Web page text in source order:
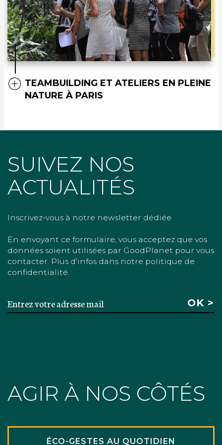
TEAMBUILDING ET ATELIERS EN PLEINE
NATURE À PARIS
SUIVEZ NOS
ACTUALITÉS
Inscrivez-vous à notre newsletter dédiée
En envoyant ce formulaire, vous acceptez que vos
données soient utilisées par GoodPlanet pour vous
contacter. Plus d'infos dans notre politique de
confidentialité.
AGIR À NOS CÔTÉS
ÉCO-GESTES AU QUOTIDIEN